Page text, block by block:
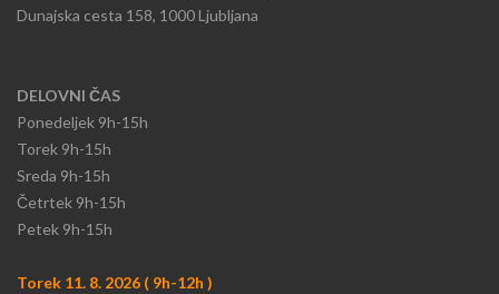
Dunajska cesta 158, 1000 Ljubljana
DELOVNI ČAS
Ponedeljek 9h-15h​
Torek 9h-15h​
Sreda 9h-15h
​Četrtek 9h-15h
Petek 9h-15h
Torek 11. 8. 2026 ( 9h-12h )